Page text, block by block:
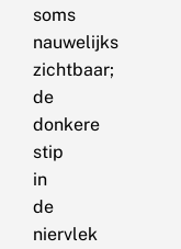
soms
nauwelijks
zichtbaar;
de
donkere
stip
in
de
niervlek